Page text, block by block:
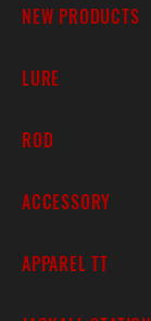
NEW PRODUCTS
LURE
ROD
ACCESSORY
APPAREL TT